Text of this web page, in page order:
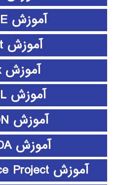
آموزش HSPICE
آموزش L-Edit
آموزش Latex
آموزش LISREL
آموزش LUMION
آموزش MAXQDA
آموزش Microsoft Office Project